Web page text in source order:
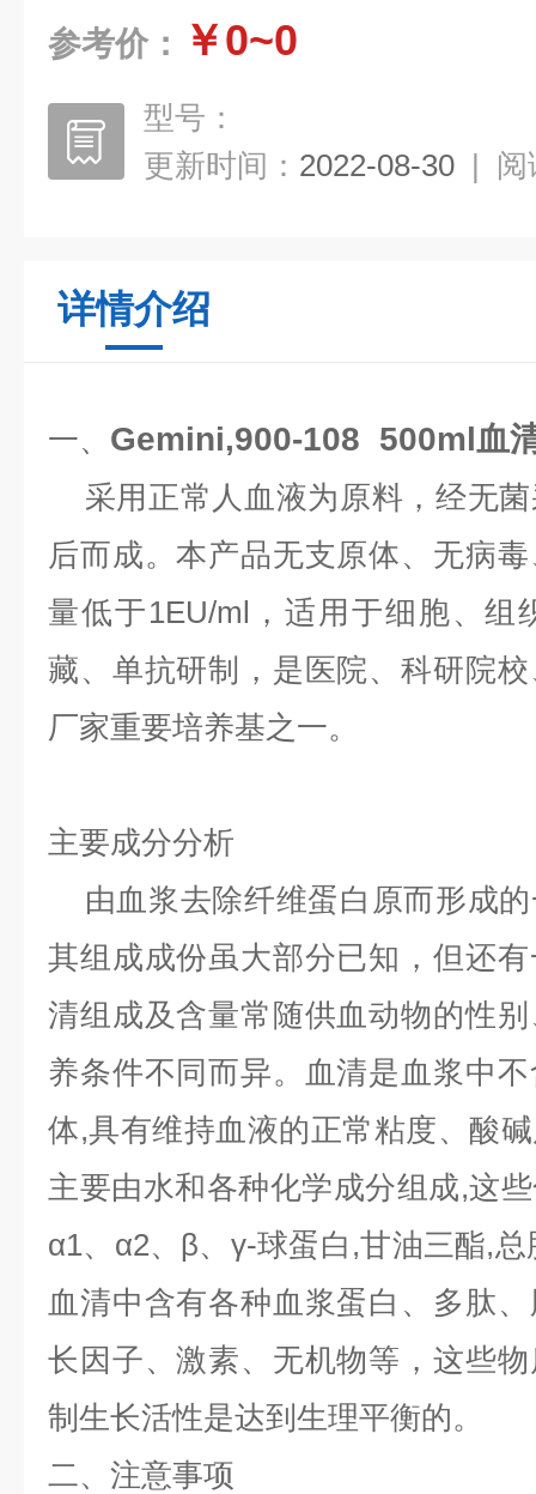
参考价： ￥0~0
型号：
更新时间： 2022-08-30 | 阅
详情介绍
一、 Gemini,900-108 500ml血
采用正常人血液为原料，经无
后而成。本产品无支原体、无病
量低于1EU/ml，适用于细胞、组
藏、单抗研制，是医院、科研院
厂家重要培养基之一。
主要成分分析
由血浆去除纤维蛋白原而形成
其组成成份虽大部分已知，但还
清组成及含量常随供血动物的性
养条件不同而异。血清是血浆中
体,具有维持血液的正常粘度、酸
主要由水和各种化学成分组成,这
α1、α2、β、γ-球蛋白,甘油三酯,
血清中含有各种血浆蛋白、多肽
长因子、激素、无机物等，这些
制生长活性是达到生理平衡的。
二、 注意事项